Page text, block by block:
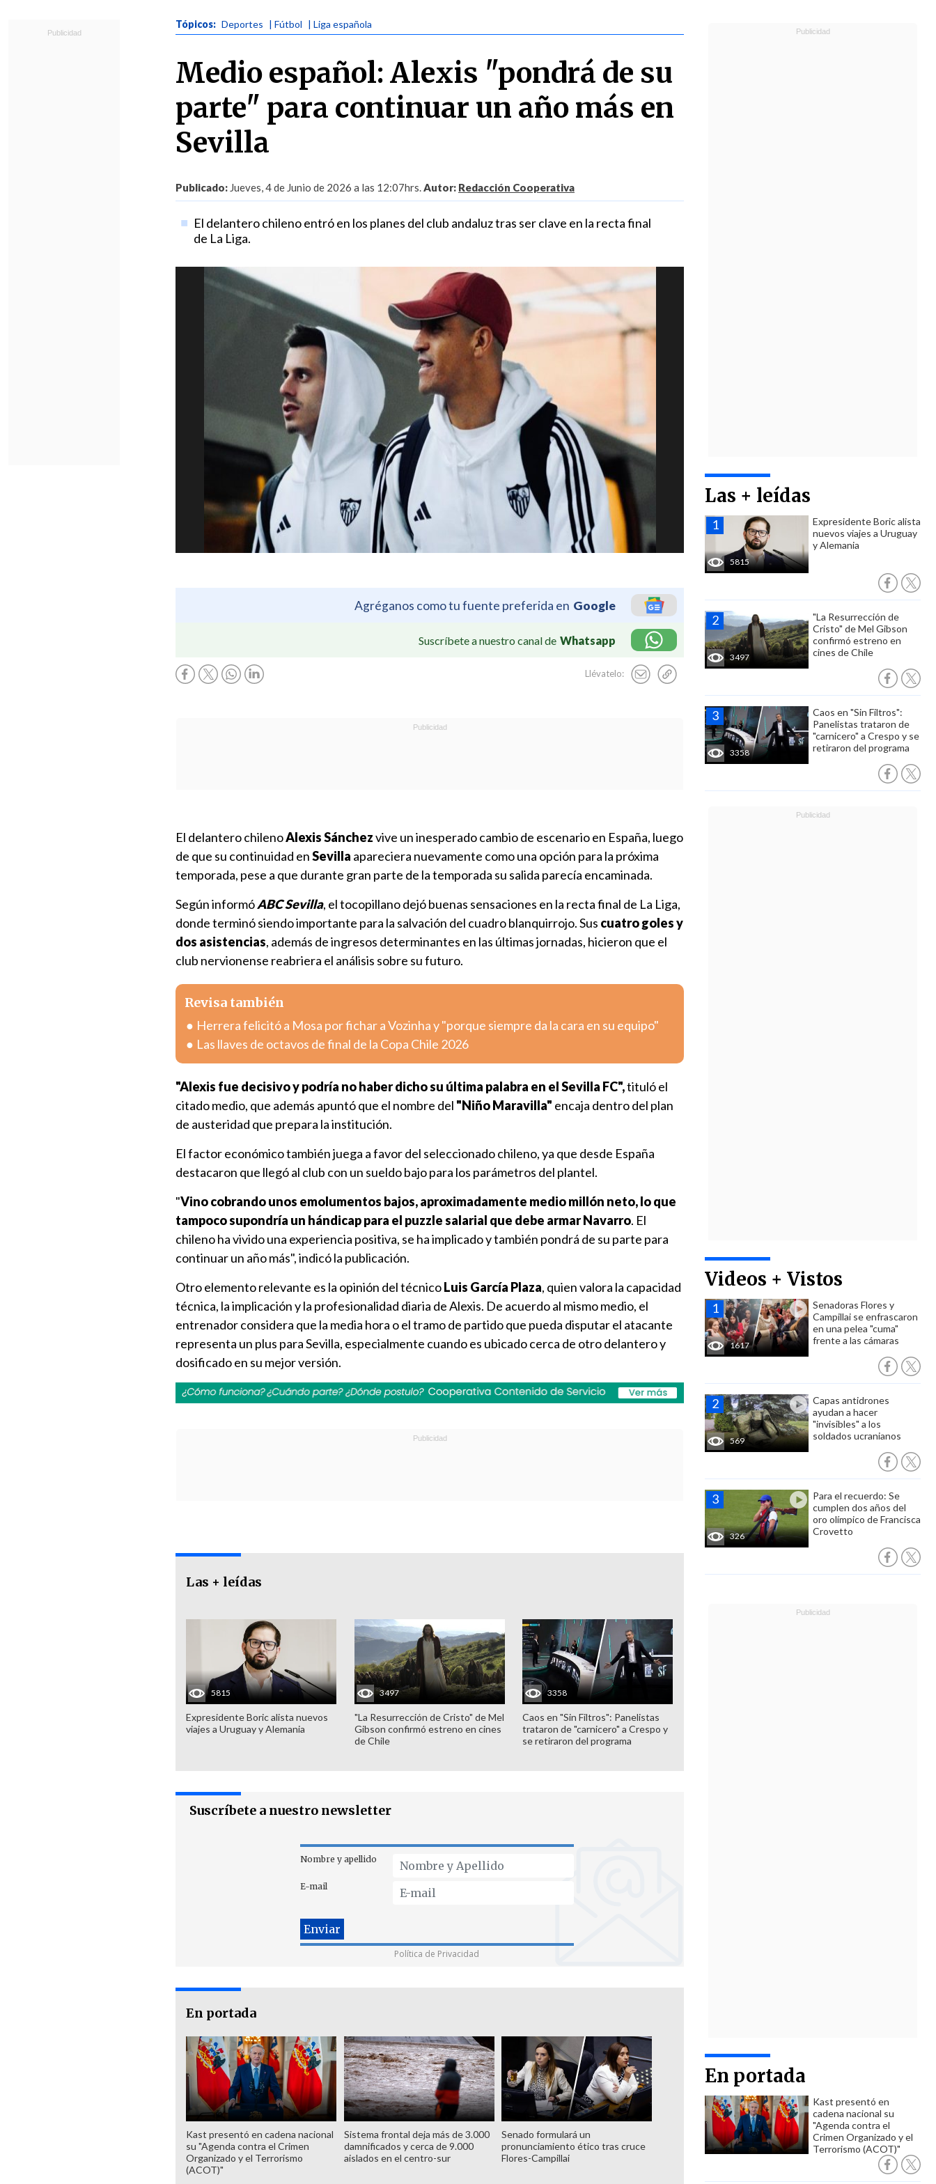
Tópicos: Deportes | Fútbol | Liga española
Medio español: Alexis "pondrá de su
parte" para continuar un año más en
Sevilla
Publicado: Jueves, 4 de Junio de 2026 a las 12:07hrs.Autor: Redacción Cooperativa
El delantero chileno entró en los planes del club andaluz tras ser clave en la recta final
de La Liga.
Agréganos como tu fuente preferida en Google
Suscríbete a nuestro canal de Whatsapp
Llévatelo:
Las + leídas
5815
Expresidente Boric alista
nuevos viajes a Uruguay
y Alemania
3497
"La Resurrección de
Cristo" de Mel Gibson
confirmó estreno en
cines de Chile
3358
Caos en "Sin Filtros":
Panelistas trataron de
"carnicero" a Crespo y se
retiraron del programa
Videos + Vistos
1617
Senadoras Flores y
Campillai se enfrascaron
en una pelea "cuma"
frente a las cámaras
569
Capas antidrones
ayudan a hacer
"invisibles" a los
soldados ucranianos
326
Para el recuerdo: Se
cumplen dos años del
oro olímpico de Francisca
Crovetto
En portada
Kast presentó en
cadena nacional su
"Agenda contra el
Crimen Organizado y el
Terrorismo (ACOT)"
El delantero chilenoAlexis Sánchezvive un inesperado cambio de escenario en España, luego
de que su continuidad enSevilla apareciera nuevamente como una opción para la próxima
temporada, pese a que durante gran parte de la temporada su salida parecía encaminada.
Según informóABC Sevilla, el tocopillano dejó buenas sensaciones en la recta final de La Liga,
donde terminó siendo importante para la salvación del cuadro blanquirrojo. Sus cuatro goles y
dos asistencias, además de ingresos determinantes en las últimas jornadas, hicieron que el
club nervionense reabriera el análisis sobre su futuro.
Revisa también
Herrera felicitó a Mosa por fichar a Vozinha y "porque siempre da la cara en su equipo"
Las llaves de octavos de final de la Copa Chile 2026
"Alexis fue decisivo y podría no haber dicho su última palabra en el Sevilla FC",tituló el
citado medio, que además apuntó que el nombre del "Niño Maravilla" encaja dentro del plan
de austeridad que prepara la institución.
El factor económico también juega a favor del seleccionado chileno, ya que desde España
destacaron que llegó al club con un sueldo bajo para los parámetros del plantel.
"Vino cobrando unos emolumentos bajos, aproximadamente medio millón neto, lo que
tampoco supondría un hándicap para el puzzle salarial que debe armar Navarro. El
chileno ha vivido una experiencia positiva, se ha implicado y también pondrá de su parte para
continuar un año más", indicó la publicación.
Otro elemento relevante es la opinión del técnicoLuis García Plaza, quien valora la capacidad
técnica, la implicación y la profesionalidad diaria de Alexis. De acuerdo al mismo medio, el
entrenador considera que la media hora o el tramo de partido que pueda disputar el atacante
representa un plus para Sevilla, especialmente cuando es ubicado cerca de otro delantero y
dosificado en su mejor versión.
Las + leídas
5815
Expresidente Boric alista nuevos
viajes a Uruguay y Alemania
3497
"La Resurrección de Cristo" de Mel
Gibson confirmó estreno en cines
de Chile
3358
Caos en "Sin Filtros": Panelistas
trataron de "carnicero" a Crespo y
se retiraron del programa
Suscríbete a nuestro newsletter
Nombre y apellido
E-mail
Política de Privacidad
En portada
Kast presentó en cadena nacional
su "Agenda contra el Crimen
Organizado y el Terrorismo
(ACOT)"
Sistema frontal deja más de 3.000
damnificados y cerca de 9.000
aislados en el centro-sur
Senado formulará un
pronunciamiento ético tras cruce
Flores-Campillai